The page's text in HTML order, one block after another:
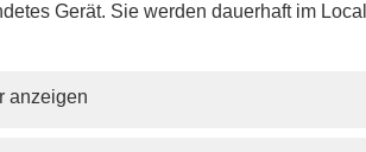
Gerät. Sie werden dauerhaft im
anzeigen